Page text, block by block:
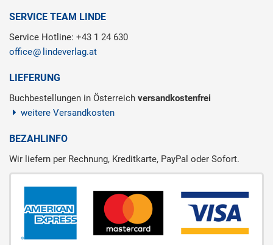
SERVICE TEAM LINDE
Service Hotline: +43 1 24 630
office
lindeverlag.at
LIEFERUNG
Buchbestellungen in Österreich versandkostenfrei
weitere Versandkosten
BEZAHLINFO
Wir liefern per Rechnung, Kreditkarte, PayPal oder Sofort.